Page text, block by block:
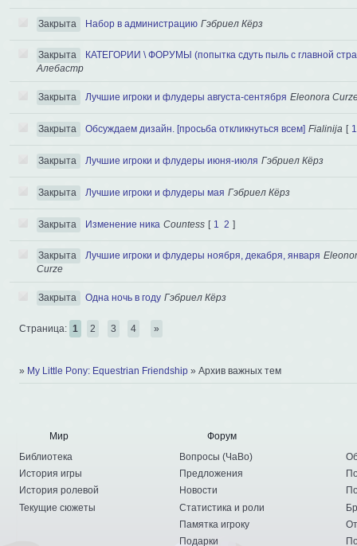
Закрыта Набор в администрацию Гэбриел Кёрз
Закрыта
КАТЕГОРИИ \ ФОРУМЫ (попытка сдуть пыль с главной
Алебастр
Закрыта Лучшие игроки и флудеры августа-сентября Eleonora
Закрыта Обсуждаем дизайн. [просьба откликнуться всем] Fialinija [ 1
Закрыта Лучшие игроки и флудеры июня-июля Гэбриел Кёрз
Закрыта Лучшие игроки и флудеры мая Гэбриел Кёрз
Закрыта Изменение ника Сountess [ 1 2 ]
Закрыта Лучшие игроки и флудеры ноября, декабря, января
Curze
Закрыта Одна ночь в году Гэбриел Кёрз
Страница: 1 2 3 4 »
» My Little Pony: Equestrian Friendship » Архив важных тем
Мир
Библиотека
История игры
История ролевой
Текущие сюжеты
Форум
Вопросы (ЧаВо)
Предложения
Новости
Статистика и роли
Памятка игроку
Подарки